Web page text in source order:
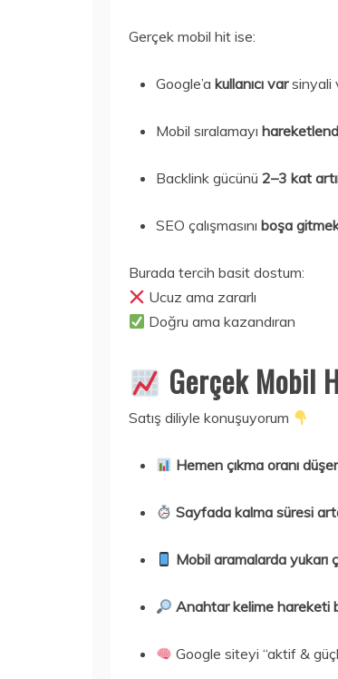
Gerçek mobil hit ise:
Google’a kullanıcı varsinyali
Mobil sıralamayı
Backlink gücünü 2–3 kat
SEO çalışmasını boşa
Burada tercih basit dostum:
Ucuz ama zararlı
Doğru ama kazandıran
Gerçek Mobil
Satış diliyle konuşuyorum
Hemen çıkma oranı düşer
Sayfada kalma süresi
Mobil aramalarda yukarı
Anahtar kelime hareketi
Google siteyi “aktif &